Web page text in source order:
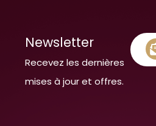
Newsletter
Recevez les dernières
mises à jour et offres.